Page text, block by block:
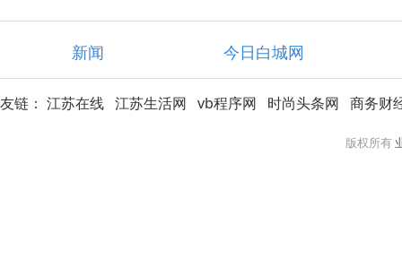
新闻 今日白城网
友链： 江苏在线 江苏生活网 vb程序网 时尚头条网 商务财
版权所有